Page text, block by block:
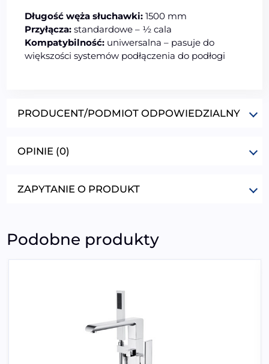
Długość węża słuchawki: 1500 mm
Przyłącza: standardowe – ½ cala
Kompatybilność: uniwersalna – pasuje do
większości systemów podłączenia do podłogi
PRODUCENT/PODMIOT ODPOWIEDZIALNY
OPINIE (0)
ZAPYTANIE O PRODUKT
Podobne produkty